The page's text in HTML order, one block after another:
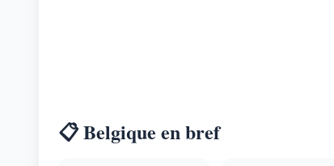
📋 Belgique en bref